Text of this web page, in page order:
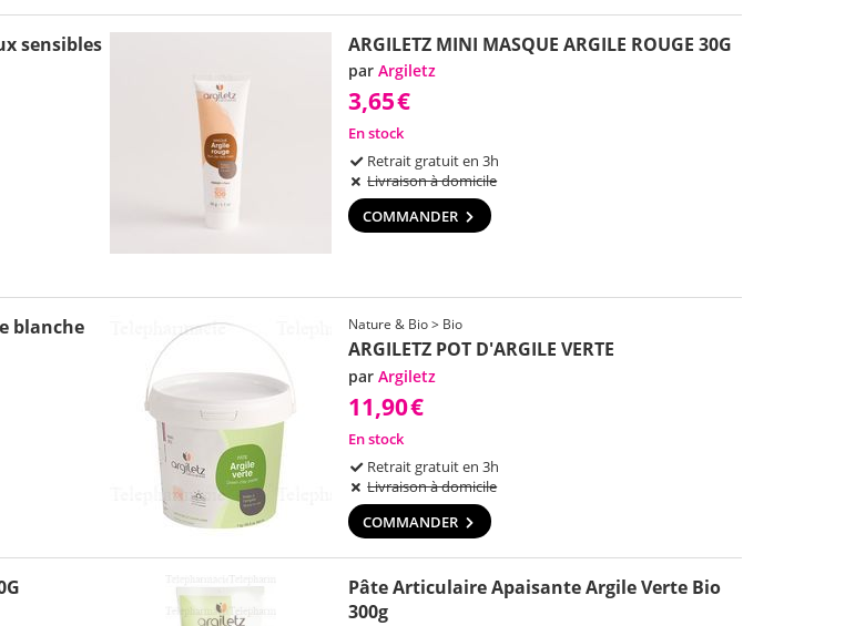
sensibles ARGILETZ MINI MASQUE ARGILE ROUGE 30G
par Argiletz
3,65€
En stock
Retrait gratuit en 3h
Livraison à domicile
COMMANDER
blanche
Nature & Bio > Bio
ARGILETZ POT D'ARGILE VERTE
par Argiletz
11,90€
En stock
Retrait gratuit en 3h
Livraison à domicile
COMMANDER
Pâte Articulaire Apaisante Argile Verte Bio
300g